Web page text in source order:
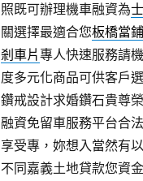
照既可辦理機車融資為
關選擇最適合您板橋當鋪
剎車片專人快速服務請
度多元化商品可供客戶
鑽戒設計求婚鑽石貴尊
融資免留車服務平台合
享受專，妳想入當然有
不同嘉義土地貸款您資